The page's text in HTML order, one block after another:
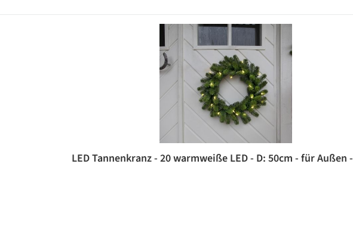
LED Tannenkranz - 20 warmweiße LED - D: 50cm - für Außen